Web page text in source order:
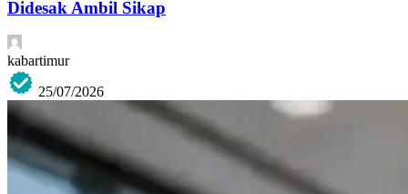
Didesak Ambil Sikap
kabartimur
25/07/2026